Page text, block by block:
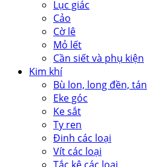
Lục giác
Cảo
Cờ lê
Mỏ lết
Cần siết và phụ kiện
Kim khí
Bù lon, long đền, tán
Eke góc
Ke sắt
Ty ren
Đinh các loại
Vít các loại